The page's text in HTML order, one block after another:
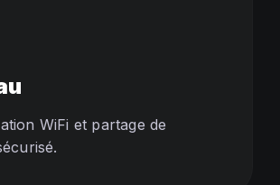
WiFi et partage de